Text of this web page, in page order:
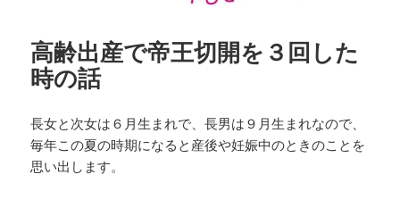
高齢出産で帝王切開を３回した
時の話
長女と次女は６月生まれで、長男は９月生まれなので、
毎年この夏の時期になると産後や妊娠中のときのことを
思い出します。